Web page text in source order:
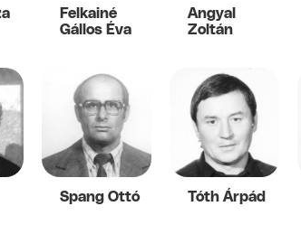
Felkainé
Gállos Éva
Angyal
Zoltán
Spang Ottó Tóth Árpád